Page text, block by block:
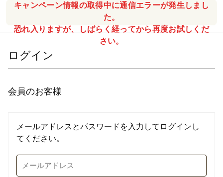
キャンペーン情報の取得中に通信エラーが発生しまし
た。
恐れ入りますが、しばらく経ってから再度お試しくだ
さい。
ログイン
会員のお客様
メールアドレスとパスワードを入力してログインし
てください。